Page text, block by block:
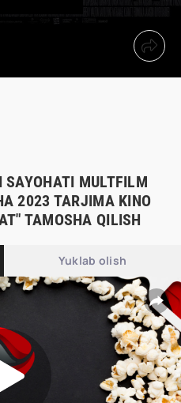
SAYOHATI MULTFILM
2023 TARJIMA KINO
TAMOSHA QILISH
Yuklab olish